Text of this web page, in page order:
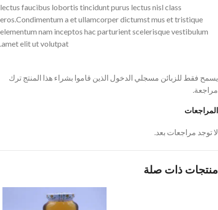
lectus faucibus lobortis tincidunt purus lectus nisl class
eros.Condimentum a et ullamcorper dictumst mus et tristique
elementum nam inceptos hac parturient scelerisque vestibulum
amet elit ut volutpat.
المراجعات
لا توجد مراجعات بعد.
يسمح فقط للزبائن مسجلي الدخول الذين قاموا بشراء هذا المنتج ترك
مراجعة.
منتجات ذات صلة